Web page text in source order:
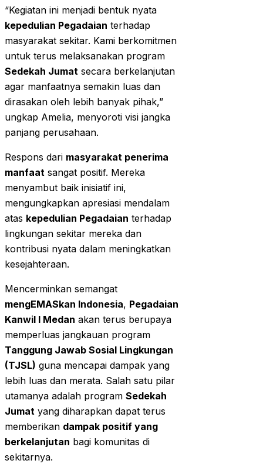
“Kegiatan ini menjadi bentuk nyata
kepedulian Pegadaian terhadap
masyarakat sekitar. Kami berkomitmen
untuk terus melaksanakan program
Sedekah Jumat secara berkelanjutan
agar manfaatnya semakin luas dan
dirasakan oleh lebih banyak pihak,”
ungkap Amelia, menyoroti visi jangka
panjang perusahaan.
Respons dari masyarakat penerima
manfaat sangat positif. Mereka
menyambut baik inisiatif ini,
mengungkapkan apresiasi mendalam
atas kepedulian Pegadaian terhadap
lingkungan sekitar mereka dan
kontribusi nyata dalam meningkatkan
kesejahteraan.
Mencerminkan semangat
mengEMASkan Indonesia, Pegadaian
Kanwil I Medan akan terus berupaya
memperluas jangkauan program
Tanggung Jawab Sosial Lingkungan
(TJSL) guna mencapai dampak yang
lebih luas dan merata. Salah satu pilar
utamanya adalah program Sedekah
Jumat yang diharapkan dapat terus
memberikan dampak positif yang
berkelanjutan bagi komunitas di
sekitarnya.